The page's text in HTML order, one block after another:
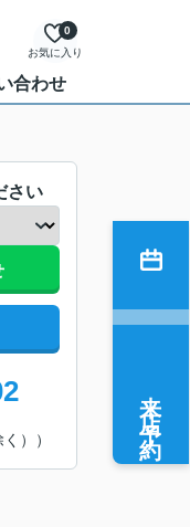
お気に入り
0
合わせ
さい
））
来店予約